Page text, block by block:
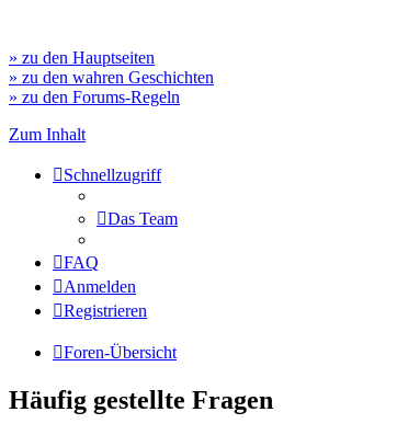
» zu den Hauptseiten
» zu den wahren Geschichten
» zu den Forums-Regeln
Zum Inhalt
Schnellzugriff
Das Team
FAQ
Anmelden
Registrieren
Foren-Übersicht
Häufig gestellte Fragen